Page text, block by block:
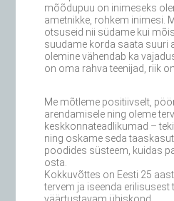
mõõdupuu on inimeseks
ametnikke, rohkem inimesi.
otsuseid nii südame kui
suudame korda saata suuri
olemine vähendab ka
on oma rahva teenijad, riik
Me mõtleme positiivselt,
arendamisele ning oleme
keskkonnateadlikumad –
ning oskame seda
poodides süsteem, kuidas
osta.
Kokkuvõttes on Eesti 25
tervem ja iseenda erilisusest